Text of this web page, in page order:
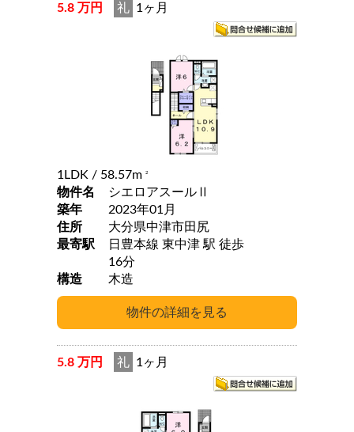
5.8 万円 礼 1ヶ月
1LDK / 58.57m 2
物件名
シエロアスールⅡ
築年
2023年01月
住所
大分県中津市田尻
最寄駅
日豊本線 東中津 駅 徒歩
16分
構造
木造
5.8 万円 礼 1ヶ月